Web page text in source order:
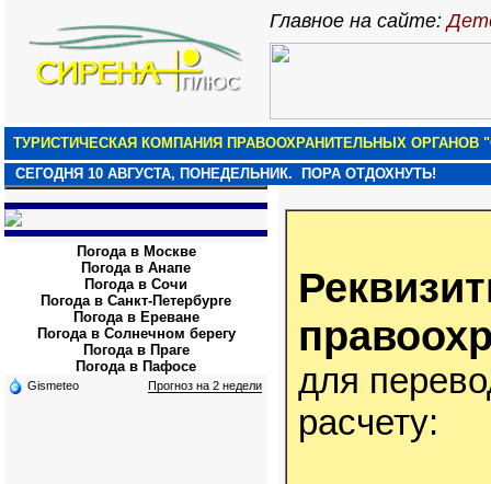
Главное на сайте:
ТУРИСТИЧЕСКАЯ КОМПАНИЯ ПРАВООХРАНИТЕЛЬНЫХ ОРГАНОВ
СЕГОДНЯ 10 АВГУСТА, ПОНЕДЕЛЬНИК. ПОРА ОТДОХНУТЬ!
Погода в Москве
Погода в Анапе
Погода в Сочи
Погода в Санкт-Петербурге
Погода в Ереване
Погода в Солнечном берегу
Погода в Праге
Погода в Пафосе
Gismeteo Прогноз на 2 недели
для
расчету: